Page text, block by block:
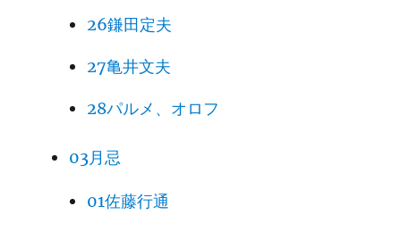
26鎌田定夫
27亀井文夫
28パルメ、オロフ
03月忌
01佐藤行通